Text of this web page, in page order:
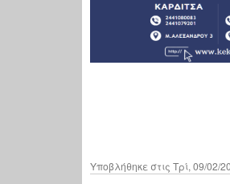
Υποβλήθηκε στις Τρί, 09/02/